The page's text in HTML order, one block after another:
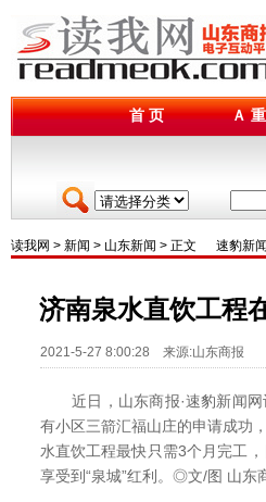
首 页 Ａ
读我网 > 新闻 > 山东新闻 > 正文 速豹新
济南泉水直饮工程
2021-5-27 8:00:28 来源:山东商报
近日，山东商报·速豹新闻网
有小区三箭汇福山庄的申请成功
水直饮工程最快只需3个月完工
享受到“泉城”红利。◎文/图 山东